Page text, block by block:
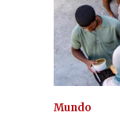
Mundo